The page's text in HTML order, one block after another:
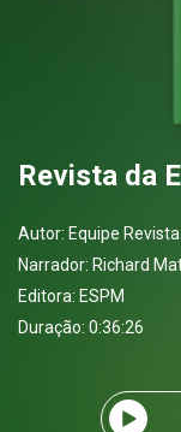
Revista da
Autor: Equipe
Narrador: Richard
Editora: ESPM
Duração: 0:36:26